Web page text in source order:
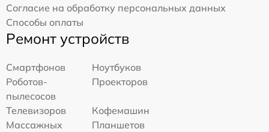
Согласие на обработку персональных данных
Способы оплаты
Ремонт устройств
Смартфонов
Ноутбуков
Роботов-
пылесосов
Проекторов
Телевизоров
Кофемашин
Массажных
Планшетов